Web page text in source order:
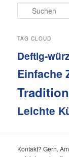
u
h
n
TAG CLOUD
Deftig-
Einfache
Leichte
Kontakt? Gern.